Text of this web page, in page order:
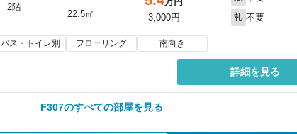
2階
22.5㎡
3,000円
礼 不要
バス・トイレ別 フローリング 南向き
詳細を見る
F307のすべての部屋を見る